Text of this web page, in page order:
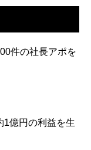
件の社長アポを
1億円の利益を生